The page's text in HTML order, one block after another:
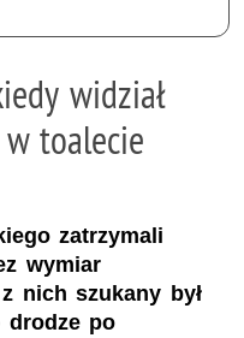
widział
toalecie
zatrzymali
wymiar
nich szukany był
drodze po